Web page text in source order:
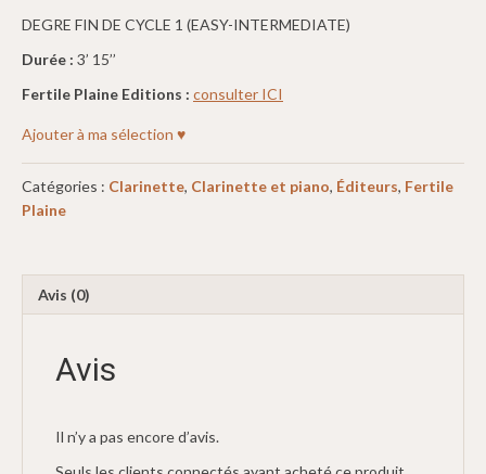
DEGRE FIN DE CYCLE 1 (EASY-INTERMEDIATE)
Durée : 3’ 15’’
Fertile Plaine Editions : consulter ICI
Ajouter à ma sélection ♥
Catégories : Clarinette, Clarinette et piano, Éditeurs, Fertile
Plaine
Avis (0)
Avis
Il n’y a pas encore d’avis.